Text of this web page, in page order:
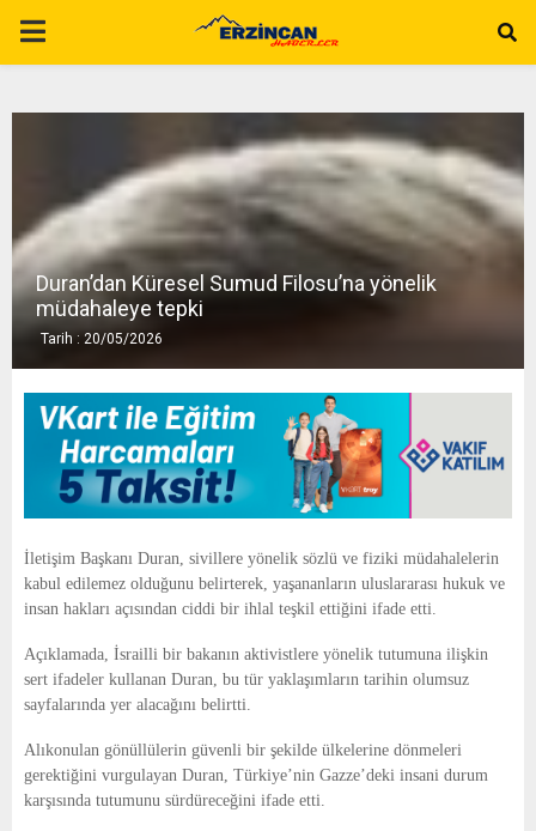
P
M
A
E
N
U
Duran’dan Küresel Sumud Filosu’na yönelik
müdahaleye tepki
Tarih : 20/05/2026
İletişim Başkanı Duran, sivillere yönelik sözlü ve fiziki müdahalelerin
kabul edilemez olduğunu belirterek, yaşananların uluslararası hukuk ve
insan hakları açısından ciddi bir ihlal teşkil ettiğini ifade etti.
Açıklamada, İsrailli bir bakanın aktivistlere yönelik tutumuna ilişkin
sert ifadeler kullanan Duran, bu tür yaklaşımların tarihin olumsuz
sayfalarında yer alacağını belirtti.
Alıkonulan gönüllülerin güvenli bir şekilde ülkelerine dönmeleri
gerektiğini vurgulayan Duran, Türkiye’nin Gazze’deki insani durum
karşısında tutumunu sürdüreceğini ifade etti.